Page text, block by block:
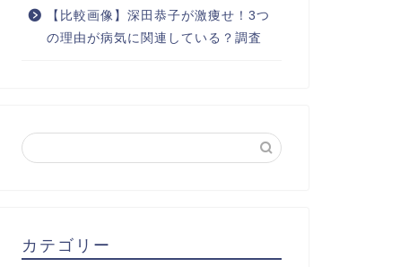
【比較画像】深田恭子が激痩せ！3つ
の理由が病気に関連している？調査
カテゴリー